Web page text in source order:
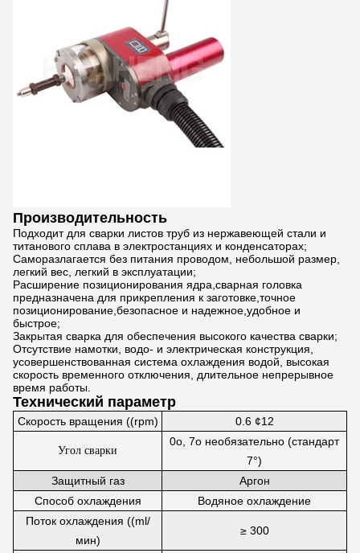
Производительность
Подходит для сварки листов труб из нержавеющей стали и
титанового сплава в электростанциях и конденсаторах;
Саморазлагается без питания проводом, небольшой размер,
легкий вес, легкий в эксплуатации;
Расширение позиционирования ядра,сварная головка
предназначена для прикрепления к заготовке,точное
позиционирование,безопасное и надежное,удобное и
быстрое;
Закрытая сварка для обеспечения высокого качества сварки;
Отсутствие намотки, водо- и электрическая конструкция,
усовершенствованная система охлаждения водой, высокая
скорость временного отключения, длительное непрерывное
время работы.
Технический параметр
Скорость вращения ((rpm) 0.6 ¢12
Угол сварки
0o, 7o необязательно (стандарт
7°)
Защитный газ
Аргон
Способ охлаждения
Водяное охлаждение
Поток охлаждения ((ml/
мин)
≥ 300